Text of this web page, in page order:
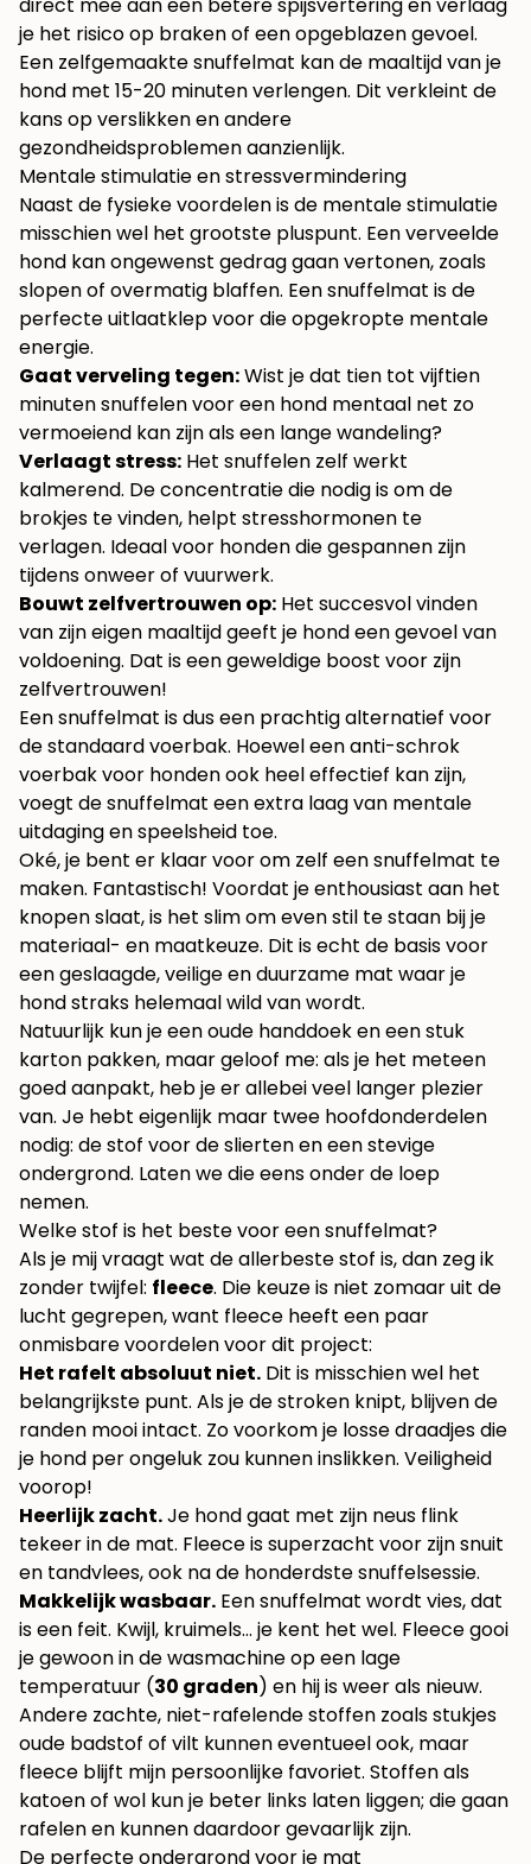
direct mee aan een betere spijsvertering en verlaag
je het risico op braken of een opgeblazen gevoel.
Een zelfgemaakte snuffelmat kan de maaltijd van je
hond met 15-20 minuten verlengen. Dit verkleint de
kans op verslikken en andere
gezondheidsproblemen aanzienlijk.
Mentale stimulatie en stressvermindering
Naast de fysieke voordelen is de mentale stimulatie
misschien wel het grootste pluspunt. Een verveelde
hond kan ongewenst gedrag gaan vertonen, zoals
slopen of overmatig blaffen. Een snuffelmat is de
perfecte uitlaatklep voor die opgekropte mentale
energie.
Gaat verveling tegen:Wist je dat tien tot vijftien
minuten snuffelen voor een hond mentaal net zo
vermoeiend kan zijn als een lange wandeling?
Verlaagt stress: Het snuffelen zelf werkt
kalmerend. De concentratie die nodig is om de
brokjes te vinden, helpt stresshormonen te
verlagen. Ideaal voor honden die gespannen zijn
tijdens onweer of vuurwerk.
Bouwt zelfvertrouwen op: Het succesvol vinden
van zijn eigen maaltijd geeft je hond een gevoel van
voldoening. Dat is een geweldige boost voor zijn
zelfvertrouwen!
Een snuffelmat is dus een prachtig alternatief voor
de standaard voerbak. Hoewel eenanti-schrok
voerbak voor hondenook heel effectief kan zijn,
voegt de snuffelmat een extra laag van mentale
uitdaging en speelsheid toe.
Oké, je bent er klaar voor om zelf een snuffelmat te
maken. Fantastisch! Voordat je enthousiast aan het
knopen slaat, is het slim om even stil te staan bij je
materiaal- en maatkeuze. Dit is echt de basis voor
een geslaagde, veilige en duurzame mat waar je
hond straks helemaal wild van wordt.
Natuurlijk kun je een oude handdoek en een stuk
karton pakken, maar geloof me: als je het meteen
goed aanpakt, heb je er allebei veel langer plezier
van. Je hebt eigenlijk maar twee hoofdonderdelen
nodig: de stof voor de slierten en een stevige
ondergrond. Laten we die eens onder de loep
nemen.
Welke stof is het beste voor een snuffelmat?
Als je mij vraagt wat de allerbeste stof is, dan zeg ik
zonder twijfel: fleece. Die keuze is niet zomaar uit de
lucht gegrepen, want fleece heeft een paar
onmisbare voordelen voor dit project:
Het rafelt absoluut niet. Dit is misschien wel het
belangrijkste punt. Als je de stroken knipt, blijven de
randen mooi intact. Zo voorkom je losse draadjes die
je hond per ongeluk zou kunnen inslikken. Veiligheid
voorop!
Heerlijk zacht.Je hond gaat met zijn neus flink
tekeer in de mat. Fleece is superzacht voor zijn snuit
en tandvlees, ook na de honderdste snuffelsessie.
Makkelijk wasbaar. Een snuffelmat wordt vies, dat
is een feit. Kwijl, kruimels… je kent het wel. Fleece gooi
je gewoon in de wasmachine op een lage
temperatuur (30 graden) en hij is weer als nieuw.
Andere zachte, niet-rafelende stoffen zoals stukjes
oude badstof of vilt kunnen eventueel ook, maar
fleece blijft mijn persoonlijke favoriet. Stoffen als
katoen of wol kun je beter links laten liggen; die gaan
rafelen en kunnen daardoor gevaarlijk zijn.
De perfecte ondergrond voor je mat